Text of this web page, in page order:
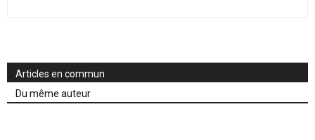
Articles en commun
Du même auteur